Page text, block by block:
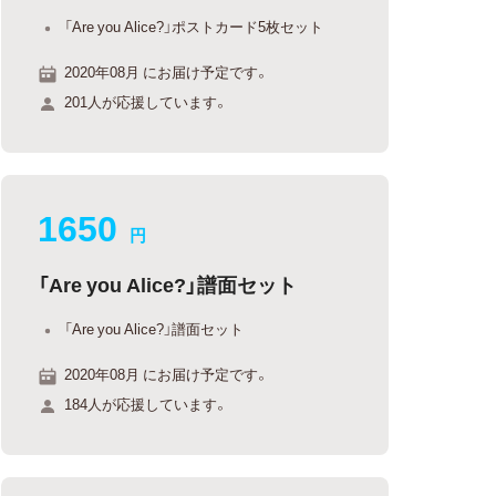
「Are you Alice?」ポストカード5枚セット
2020年08月 にお届け予定です。
201人が応援しています。
1650 円
「Are you Alice?」譜面セット
「Are you Alice?」譜面セット
2020年08月 にお届け予定です。
184人が応援しています。